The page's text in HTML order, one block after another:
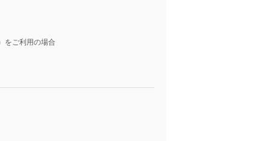
をご利用の場合